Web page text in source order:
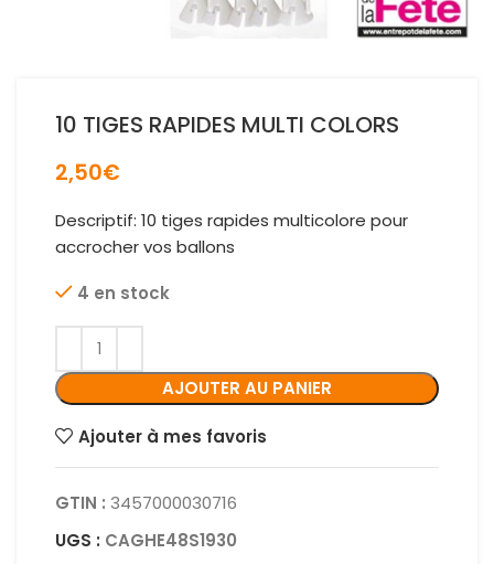
10 TIGES RAPIDES MULTI COLORS
2,50€
Descriptif: 10 tiges rapides multicolore pour
accrocher vos ballons
4 en stock
AJOUTER AU PANIER
Ajouter à mes favoris
GTIN : 3457000030716
UGS : CAGHE48S1930